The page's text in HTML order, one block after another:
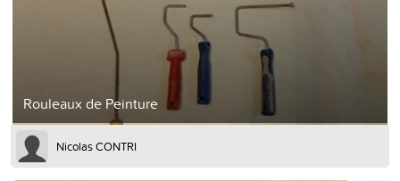
Rouleaux de Peinture
Nicolas CONTRI